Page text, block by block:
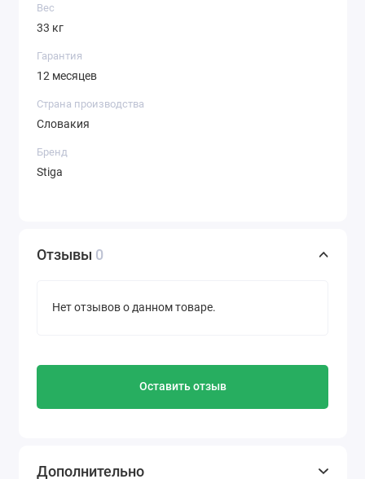
Вес
33 кг
Гарантия
12 месяцев
Страна производства
Словакия
Бренд
Stiga
Отзывы 0
Нет отзывов о данном товаре.
Оставить отзыв
Дополнительно